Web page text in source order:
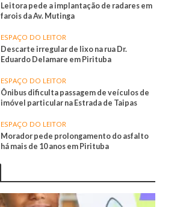
Leitora pede a implantação de radares em
farois da Av. Mutinga
ESPAÇO DO LEITOR
Descarte irregular de lixo na rua Dr.
Eduardo Delamare em Pirituba
ESPAÇO DO LEITOR
Ônibus dificulta passagem de veículos de
imóvel particular na Estrada de Taipas
ESPAÇO DO LEITOR
Morador pede prolongamento do asfalto
há mais de 10 anos em Pirituba